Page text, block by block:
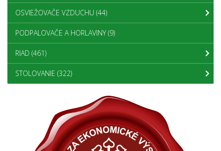
OSVIEŽOVAČE VZDUCHU (44)
PODPALOVAČE A HORLAVINY (9)
RIAD (461)
STOLOVANIE (322)